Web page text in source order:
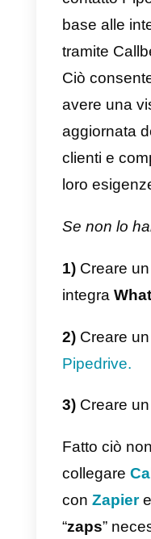
(come
Quando
Zapier
nuovo
pratica
di
di